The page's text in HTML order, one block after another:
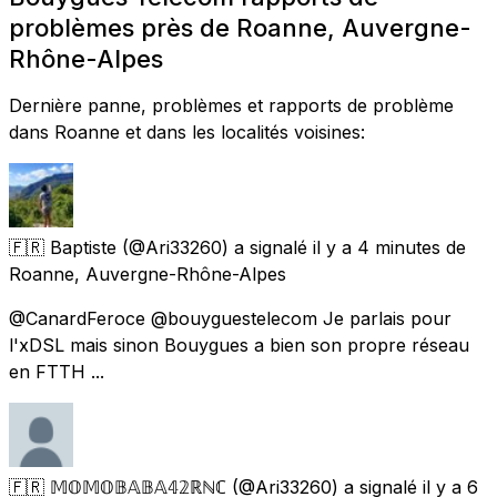
problèmes près de Roanne, Auvergne-
Rhône-Alpes
Dernière panne, problèmes et rapports de problème
dans Roanne et dans les localités voisines:
🇫🇷 Baptiste (@Ari33260) a signalé il y a 4 minutes de
Roanne, Auvergne-Rhône-Alpes
@CanardFeroce @bouyguestelecom Je parlais pour
l'xDSL mais sinon Bouygues a bien son propre réseau
en FTTH ...
🇫🇷 𝕄𝕆𝕄𝕆𝔹𝔸𝔹𝔸𝟜𝟚ℝℕℂ (@Ari33260) a signalé il y a 6